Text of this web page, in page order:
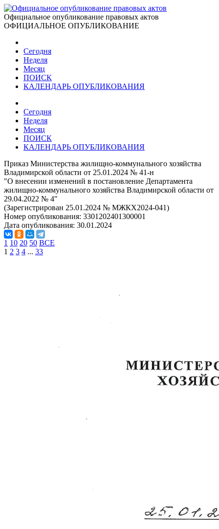
Официальное опубликование правовых актов
ОФИЦИАЛЬНОЕ ОПУБЛИКОВАНИЕ
Сегодня
Неделя
Месяц
ПОИСК
КАЛЕНДАРЬ ОПУБЛИКОВАНИЯ
Сегодня
Неделя
Месяц
ПОИСК
КАЛЕНДАРЬ ОПУБЛИКОВАНИЯ
Приказ Министерства жилищно-коммунального хозяйства
Владимирской области от 25.01.2024 № 41-н
"О внесении изменений в постановление Департамента
жилищно-коммунального хозяйства Владимирской области от
29.04.2022 № 4"
(Зарегистрирован 25.01.2024 № МЖКХ2024-041)
Номер опубликования: 3301202401300001
Дата опубликования: 30.01.2024
1 10 20 50 ВСЕ
1 2 3 4 ... 33